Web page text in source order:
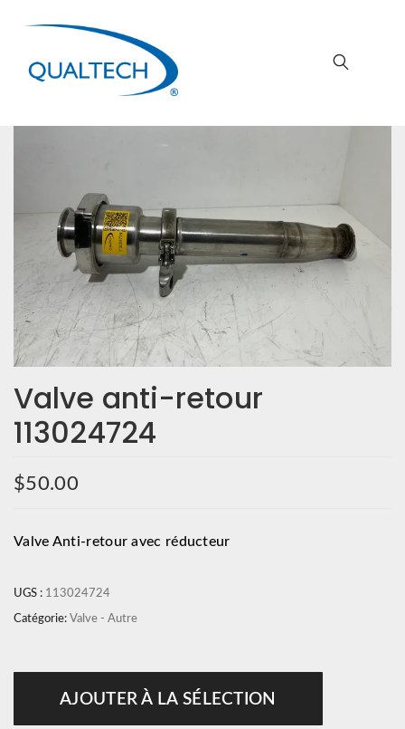
Valve anti-retour
113024724
$50.00
Valve Anti-retour avec réducteur
UGS : 113024724
Catégorie: Valve - Autre
AJOUTER À LA SÉLECTION